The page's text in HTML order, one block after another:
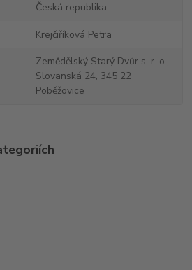
Česká republika
Krejčiříková Petra
Zemědělský Starý Dvůr s. r. o.,
Slovanská 24, 345 22
Poběžovice